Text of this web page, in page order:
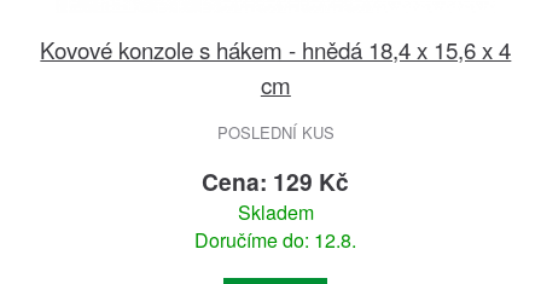
Kovové konzole s hákem - hnědá 18,4 x 15,6 x 4
cm
POSLEDNÍ KUS
Cena: 129 Kč
Skladem
Doručíme do: 12.8.